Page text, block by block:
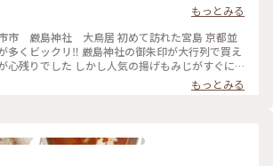
もっとみる
神社 大鳥居 初めて訪れた宮島 京都並
多くビックリ‼️ 厳島神社の御朱印が大行列で買え
心残りでした しかし人気の揚げもみじがすぐに
日本の美しさを再認識してきました #宮島 #厳
遺産 #揚げもみじ #紅葉堂 #廿
もっとみる